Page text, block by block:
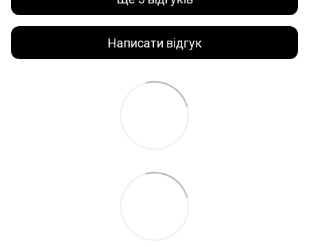
Написати відгук